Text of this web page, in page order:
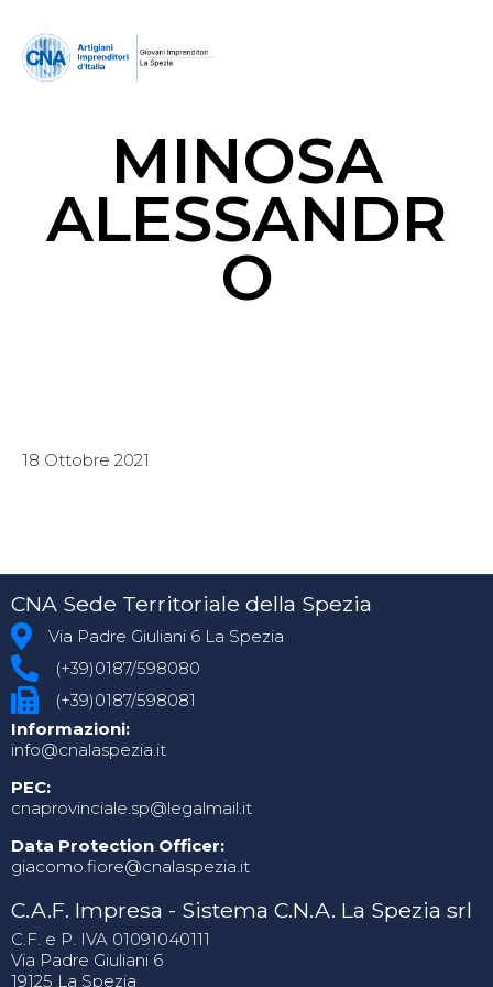
MINOSA
ALESSANDR
O
18 Ottobre 2021
CNA Sede Territoriale della Spezia
Via Padre Giuliani 6 La Spezia
(+39)0187/598080
(+39)0187/598081
Informazioni:
info@cnalaspezia.it
PEC:
cnaprovinciale.sp@legalmail.it
Data Protection Officer:
giacomo.fiore@cnalaspezia.it
C.A.F. Impresa - Sistema C.N.A. La Spezia srl
C.F. e P. IVA 01091040111
Via Padre Giuliani 6
19125 La Spezia